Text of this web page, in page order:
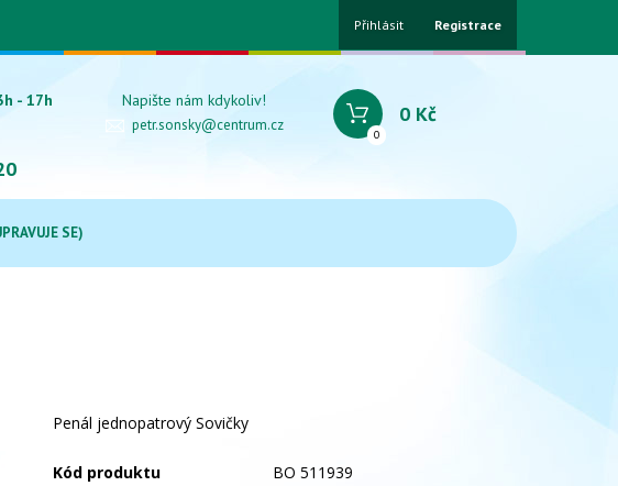
Přihlásit Registrace
- 17h
Napište nám kdykoliv!
petr.sonsky@centrum.cz
0
0 Kč
SE)
Penál jednopatrový Sovičky
Kód produktu
BO 511939